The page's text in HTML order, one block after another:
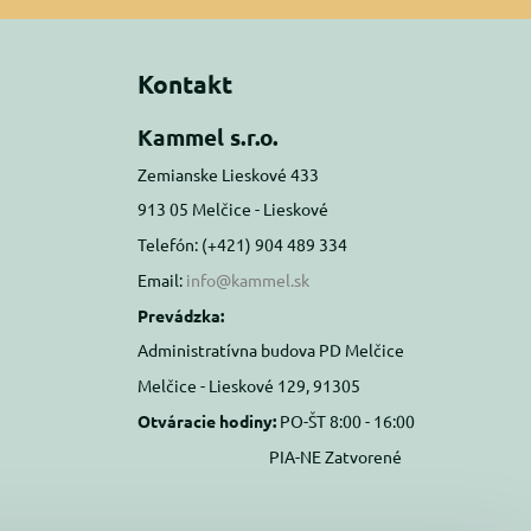
Kontakt
Kammel s.r.o.
Zemianske Lieskové 433
913 05 Melčice - Lieskové
Telefón: (+421) 904 489 334
Email: info@kammel.sk
Prevádzka:
Administratívna budova PD Melčice
Melčice - Lieskové 129, 91305
Otváracie hodiny: PO-ŠT 8:00 - 16:00
PIA-NE Zatvorené